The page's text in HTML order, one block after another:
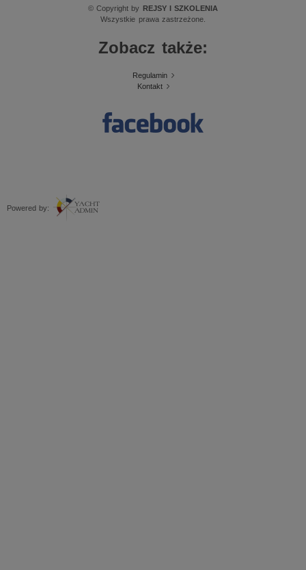
© Copyright by REJSY I SZKOLENIA
Wszystkie prawa zastrzeżone.
Powered by:
Zobacz także:
Regulamin
Kontakt